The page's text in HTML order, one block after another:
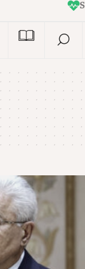
n
I